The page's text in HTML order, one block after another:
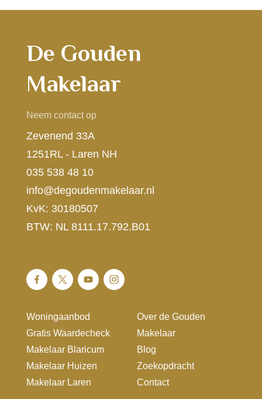
De Gouden
Makelaar
Neem contact op
Zevenend 33A
1251RL - Laren NH
035 538 48 10
info@degoudenmakelaar.nl
KvK: 30180507
BTW: NL 8111.17.792.B01
Woningaanbod
Gratis Waardecheck
Makelaar Blaricum
Makelaar Huizen
Makelaar Laren
Over de Gouden
Makelaar
Blog
Zoekopdracht
Contact